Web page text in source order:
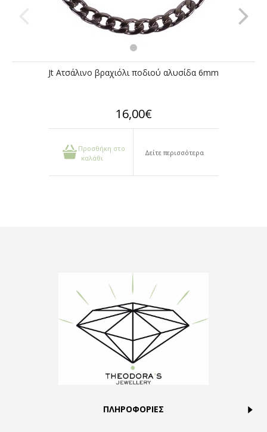
Jt Ατσάλινο βραχιόλι ποδιού αλυσίδα 6mm
16,00€
Προσθήκη στο
καλάθι
Δείτε περισσότερα
ΠΛΗΡΟΦΟΡΙΕΣ